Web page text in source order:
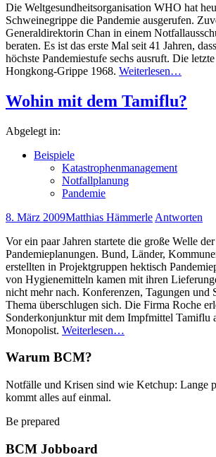
Die Weltgesundheitsorganisation WHO hat
Schweinegrippe die Pandemie ausgerufen.
Generaldirektorin Chan in einem
beraten. Es ist das erste Mal seit 41 Jahren,
höchste Pandemiestufe sechs ausruft. Die
Hongkong-Grippe 1968. Weiterlesen…
Wohin mit dem Tamiflu?
Abgelegt in:
Beispiele
Katastrophenmanagement
Notfallplanung
Pandemie
8. März 2009Matthias Hämmerle Antworten
Vor ein paar Jahren startete die große Welle der
Pandemieplanungen. Bund, Länder,
erstellten in Projektgruppen hektisch
von Hygienemitteln kamen mit ihren
nicht mehr nach. Konferenzen, Tagungen und
Thema überschlugen sich. Die Firma Roche
Sonderkonjunktur mit dem Impfmittel Tamiflu
Monopolist. Weiterlesen…
Warum BCM?
Notfälle und Krisen sind wie Ketchup: Lange
kommt alles auf einmal.
Be prepared
BCM Jobboard